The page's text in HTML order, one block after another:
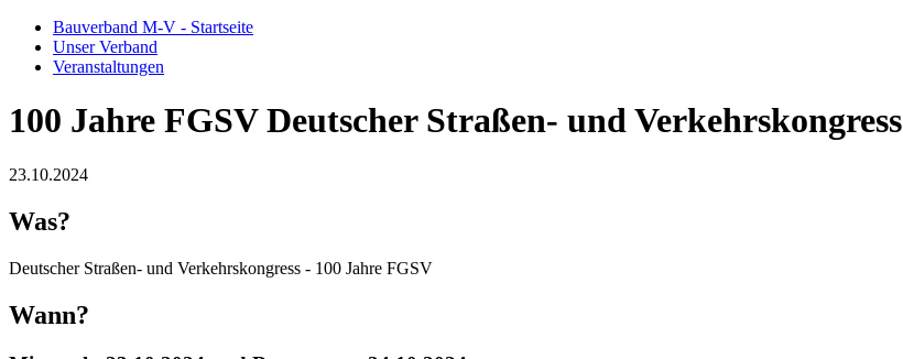
Bauverband M-V - Startseite
Unser Verband
Veranstaltungen
100 Jahre FGSV Deutscher Straßen- und Verkehrskongress
23.10.2024
Was?
Deutscher Straßen- und Verkehrskongress - 100 Jahre FGSV
Wann?